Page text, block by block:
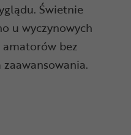
Świetnie
u wyczynowych
bez